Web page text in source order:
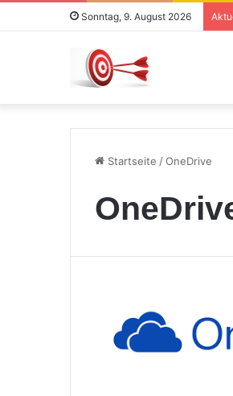
Sonntag, 9. August 2026
Startseite /OneDrive